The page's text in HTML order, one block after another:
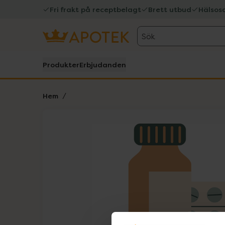
Fri frakt på receptbelagt Brett utbud
Sök
ProdukterErbjudanden
Hem
Lista: . Innehåller 1 objekt.